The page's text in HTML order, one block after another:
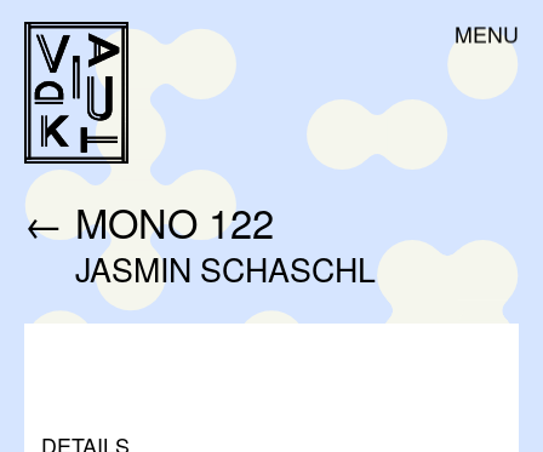
Skip
contentVIADUKT
DE EN
ÜBER UNS
AKTUELLES
WERKSTATTNUTZUNG
AUFTRAGSARBEITEN
WORKSHOPS
RESIDENCY & VOLONTARIAT
MENU
← MONO 122
JASMIN SCHASCHL
DETAILS